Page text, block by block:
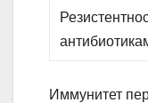
Иммунитет